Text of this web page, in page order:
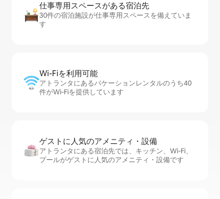
仕事専用ス⁠ペ⁠ー⁠スがあ⁠る宿⁠泊⁠先
30件の宿泊施設が仕事専用スペースを備えていま
す
Wi-Fiを利⁠用⁠可⁠能
アトランタにあるバケーションレンタルのうち40
件がWi-Fiを提供しています
ゲストに人⁠気⁠のア⁠メ⁠ニ⁠テ⁠ィ・設⁠備
アトランタにある宿泊先では、キッチン、Wi-Fi、
プールがゲストに人気のアメニティ・設備です